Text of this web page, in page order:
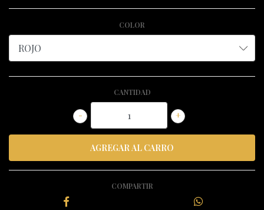
COLOR
CANTIDAD
+
-
COMPARTIR